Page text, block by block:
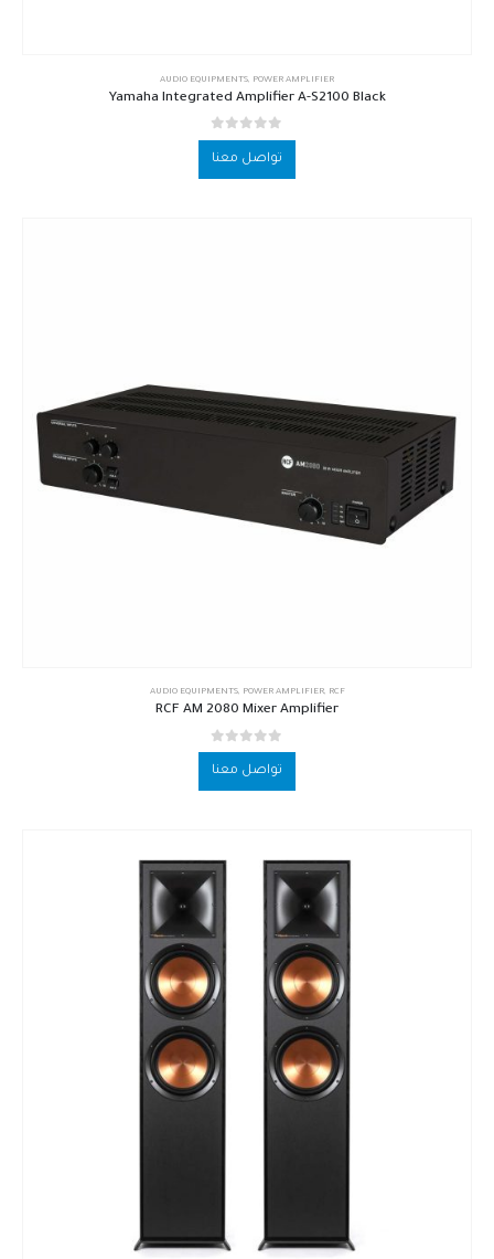
AUDIO EQUIPMENTS, POWER AMPLIFIER
Yamaha Integrated Amplifier A-S2100 Black
0
out of 5
تواصل معنا
AUDIO EQUIPMENTS, POWER AMPLIFIER, RCF
RCF AM 2080 Mixer Amplifier
0
out of 5
تواصل معنا